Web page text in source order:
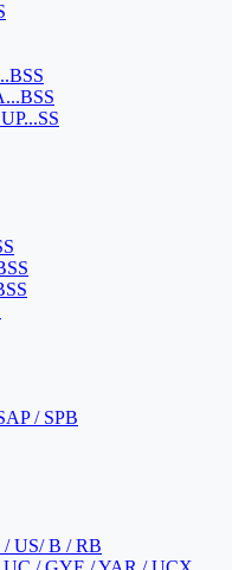
/ SPB
/ US/ B / RB